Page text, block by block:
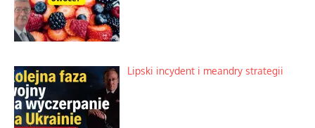
Lipski incydent i meandry strategii